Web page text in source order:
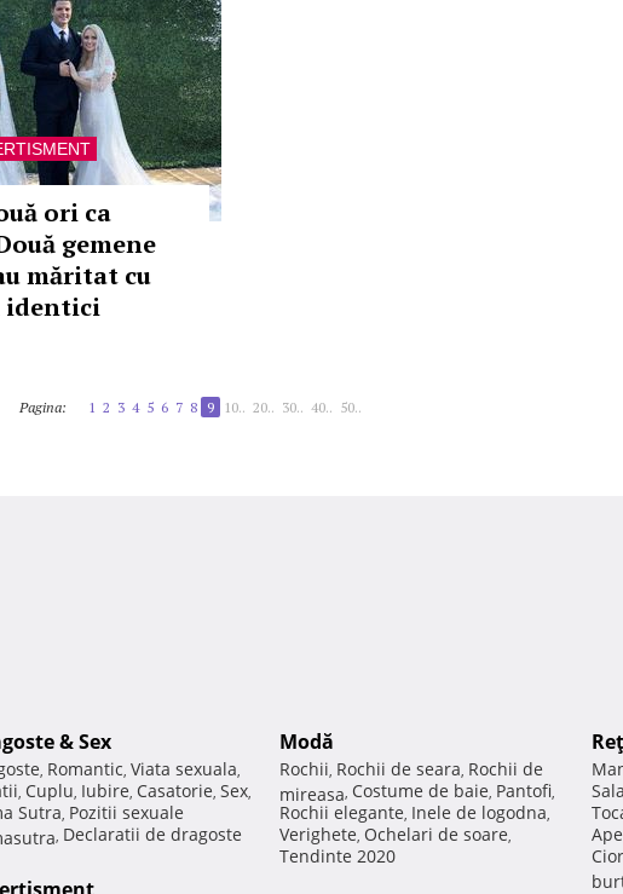
ori ca
gemene
măritat cu
identici
Pagina: 1 2 3 4 5 6 7 8 9 10.. 20.. 30.. 40.. 50..
& Sex
, Romantic, Viata sexuala,
, Cuplu, Iubire, Casatorie, Sex,
Sutra, Pozitii sexuale
, Declaratii de dragoste
Modă
Rochii, Rochii de seara, Rochii de
mireasa, Costume de baie, Pantofi,
Rochii elegante, Inele de logodna,
Verighete, Ochelari de soare,
Tendinte 2020